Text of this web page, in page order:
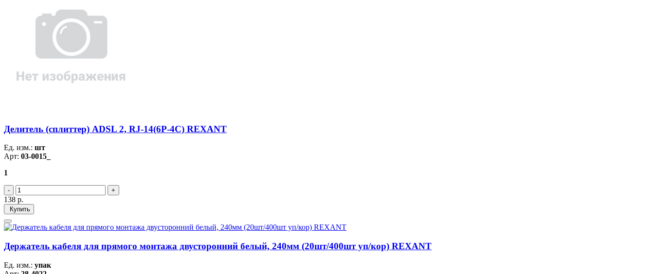
Делитель (сплиттер) ADSL 2, RJ-14(6P-4C) REXANT
Ед. изм.: шт
Арт: 03-0015_
1
138 р.
Купить
Держатель кабеля для прямого монтажа двусторонний белый, 240мм (20шт/400шт уп/кор) REXANT
Ед. изм.: упак